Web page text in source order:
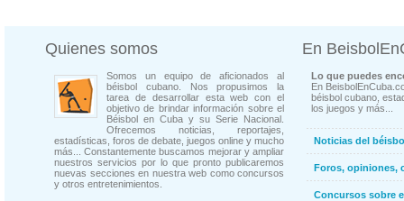
Quienes somos
Somos un equipo de aficionados al
béisbol cubano. Nos propusimos la
tarea de desarrollar esta web con el
objetivo de brindar información sobre el
Béisbol en Cuba y su Serie Nacional.
Ofrecemos noticias, reportajes,
estadísticas, foros de debate, juegos online y mucho
más... Constantemente buscamos mejorar y ampliar
nuestros servicios por lo que pronto publicaremos
nuevas secciones en nuestra web como concursos
y otros entretenimientos.
En
Lo que puedes
En
béisbol cubano,
los juegos y más...
Noticias del
Foros, opiniones,
Concursos sobre